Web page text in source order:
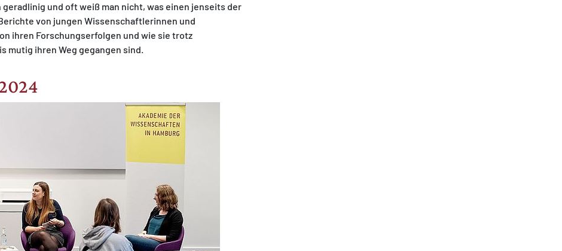
und oft weiß man nicht, was einen jenseits der
von jungen Wissenschaftlerinnen und
ihren Forschungserfolgen und wie sie trotz
mutig ihren Weg gegangen sind.